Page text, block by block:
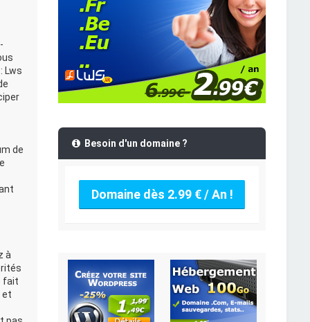
Lws
de
à
fait
et
Besoin d'un domaine ?
Domaine dès 2.99 € / An !